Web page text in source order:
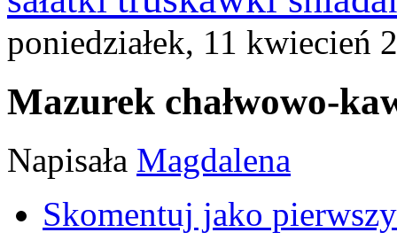
poniedziałek, 11 kwiecień
Mazurek chałwowo-
Napisała Magdalena
Skomentuj jako